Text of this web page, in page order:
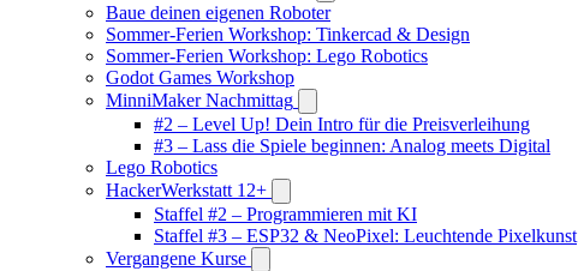
Baue deinen eigenen Roboter
Sommer-Ferien Workshop: Tinkercad & Design
Sommer-Ferien Workshop: Lego Robotics
Godot Games Workshop
MinniMaker Nachmittag
#2 – Level Up! Dein Intro für die Preisverleihung
#3 – Lass die Spiele beginnen: Analog meets Digital
Lego Robotics
HackerWerkstatt 12+
Staffel #2 – Programmieren mit KI
Staffel #3 – ESP32 & NeoPixel: Leuchtende Pixelkunst
Vergangene Kurse